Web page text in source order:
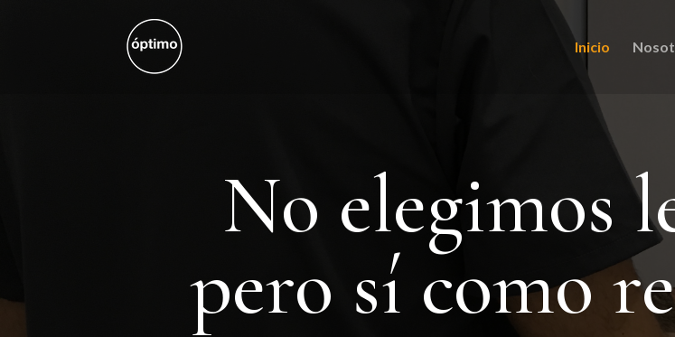
Inicio
No elegimos
pero sí como